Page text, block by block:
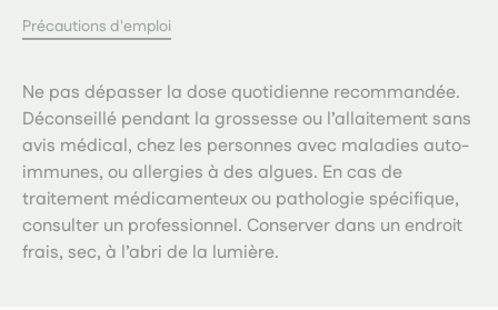
Précautions d'emploi
Ne pas dépasser la dose quotidienne recommandée.
Déconseillé pendant la grossesse ou l’allaitement sans
avis médical, chez les personnes avec maladies auto-
immunes, ou allergies à des algues. En cas de
traitement médicamenteux ou pathologie spécifique,
consulter un professionnel. Conserver dans un endroit
frais, sec, à l’abri de la lumière.